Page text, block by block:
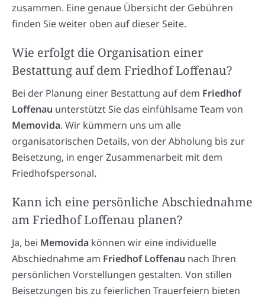
zusammen. Eine genaue Übersicht der Gebühren
finden Sie weiter oben auf dieser Seite.
Wie erfolgt die Organisation einer
Bestattung auf dem Friedhof Loffenau?
Bei der Planung einer Bestattung auf dem Friedhof
Loffenau unterstützt Sie das einfühlsame Team von
Memovida. Wir kümmern uns um alle
organisatorischen Details, von der Abholung bis zur
Beisetzung, in enger Zusammenarbeit mit dem
Friedhofspersonal.
Kann ich eine persönliche Abschiednahme
am Friedhof Loffenau planen?
Ja, bei Memovida können wir eine individuelle
Abschiednahme am Friedhof Loffenau nach Ihren
persönlichen Vorstellungen gestalten. Von stillen
Beisetzungen bis zu feierlichen Trauerfeiern bieten